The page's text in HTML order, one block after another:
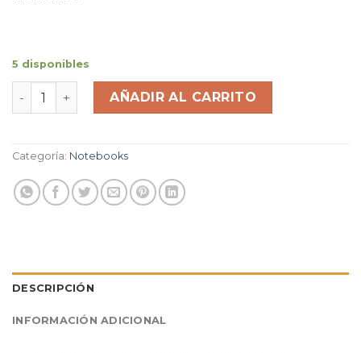
5 disponibles
Notebook Dell Latitude 3420 11th Gen Intel(R)
AÑADIR AL CARRITO
Categoría: Notebooks
DESCRIPCIÓN
INFORMACIÓN ADICIONAL